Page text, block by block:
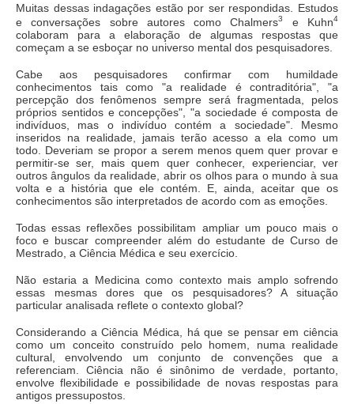
Muitas dessas indagações estão por ser respondidas. Estudos
e conversações sobre autores como Chalmers3 e Kuhn4
colaboram para a elaboração de algumas respostas que
começam a se esboçar no universo mental dos pesquisadores.
Cabe aos pesquisadores confirmar com humildade
conhecimentos tais como "a realidade é contraditória", "a
percepção dos fenômenos sempre será fragmentada, pelos
próprios sentidos e concepções", "a sociedade é composta de
indivíduos, mas o indivíduo contém a sociedade". Mesmo
inseridos na realidade, jamais terão acesso a ela como um
todo. Deveriam se propor a serem menos quem quer provar e
permitir-se ser, mais quem quer conhecer, experienciar, ver
outros ângulos da realidade, abrir os olhos para o mundo à sua
volta e a história que ele contém. E, ainda, aceitar que os
conhecimentos são interpretados de acordo com as emoções.
Todas essas reflexões possibilitam ampliar um pouco mais o
foco e buscar compreender além do estudante de Curso de
Mestrado, a Ciência Médica e seu exercício.
Não estaria a Medicina como contexto mais amplo sofrendo
essas mesmas dores que os pesquisadores? A situação
particular analisada reflete o contexto global?
Considerando a Ciência Médica, há que se pensar em ciência
como um conceito construído pelo homem, numa realidade
cultural, envolvendo um conjunto de convenções que a
referenciam. Ciência não é sinônimo de verdade, portanto,
envolve flexibilidade e possibilidade de novas respostas para
antigos pressupostos.